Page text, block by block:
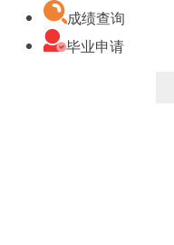
成绩查询
毕业申请